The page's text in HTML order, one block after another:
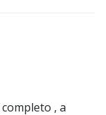
, a